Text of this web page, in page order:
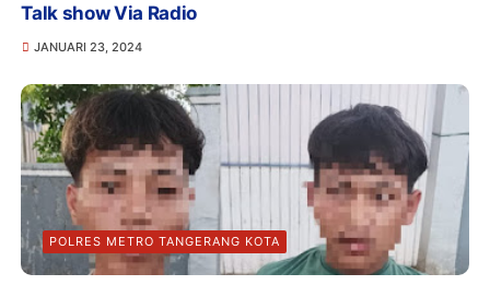
Talk show Via Radio
JANUARI 23, 2024
POLRES METRO TANGERANG KOTA